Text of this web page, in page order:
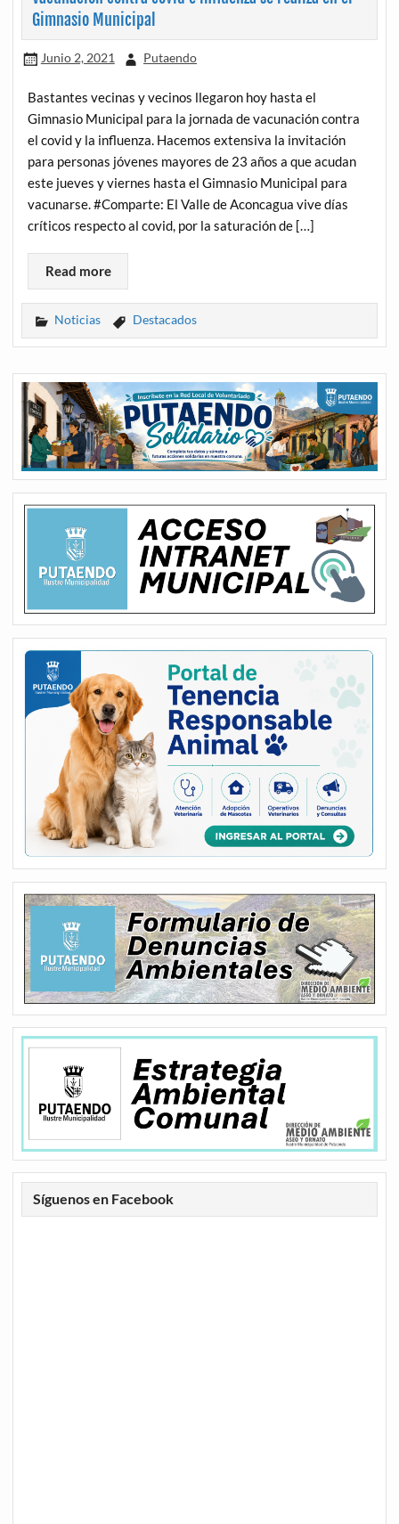
Gimnasio Municipal
Junio 2, 2021 Putaendo
Bastantes vecinas y vecinos llegaron hoy hasta el
Gimnasio Municipal para la jornada de vacunación contra
el covid y la influenza. Hacemos extensiva la invitación
para personas jóvenes mayores de 23 años a que acudan
este jueves y viernes hasta el Gimnasio Municipal para
vacunarse. #Comparte: El Valle de Aconcagua vive días
críticos respecto al covid, por la saturación de […]
Read more
Noticias Destacados
Síguenos en Facebook